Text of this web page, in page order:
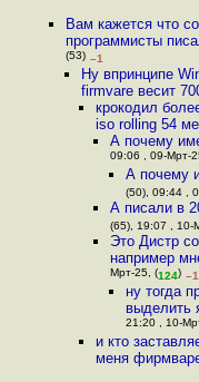
Вам кажется что
программисты
(53) –1
Ну впринципе
firmvare весит
крокодил
iso rolling 54
А почему
09:06 , 09-Мрт-
А почему
(50), 09:44 ,
А писали в
(65), 19:07 , 10-
Это Дистр
например
Мрт-25, (124) –1
ну тогда
выделить
21:20 , 10-
и кто
меня